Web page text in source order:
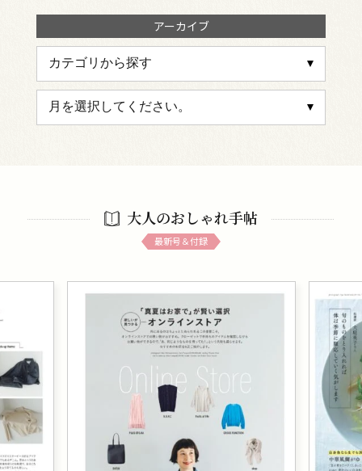
アーカイブ
大人のおしゃれ手帖
最新号＆付録